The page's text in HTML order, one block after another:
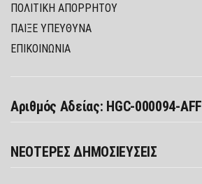
ΠΟΛΙΤΙΚΉ ΑΠΟΡΡΉΤΟΥ
ΠΑΊΞΕ ΥΠΕΎΘΥΝΑ
ΕΠΙΚΟΙΝΩΝΙΑ
Αριθμός Αδείας: HGC-000094-AFF
ΝΕΟΤΕΡΕΣ ΔΗΜΟΣΙΕΥΣΕΙΣ